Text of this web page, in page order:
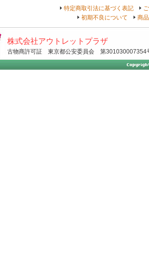
特定商取引法に基づく表記
初期不良について
商
株式会社アウトレットプラザ
古物商許可証 東京都公安委員会 第301030007354